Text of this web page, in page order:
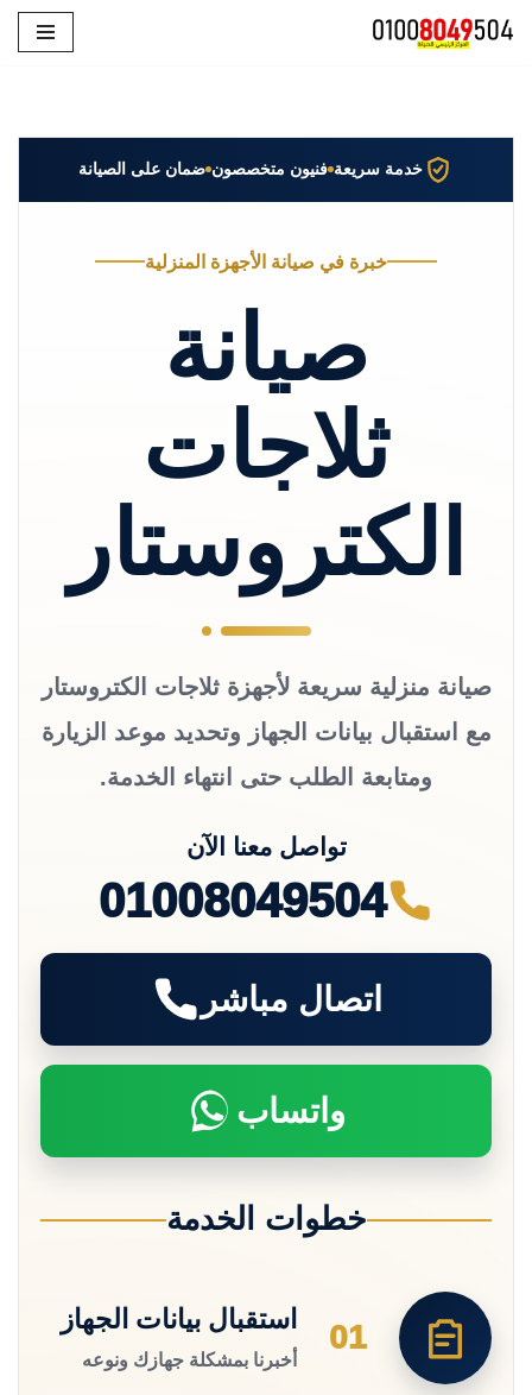
خدمة سريعة فنيون متخصصون ضمان على الصيانة
خبرة في صيانة الأجهزة المنزلية
صيانة
ثلاجات
الكتروستار
صيانة منزلية سريعة لأجهزة ثلاجات الكتروستار
مع استقبال بيانات الجهاز وتحديد موعد الزيارة
ومتابعة الطلب حتى انتهاء الخدمة.
تواصل معنا الآن
01008049504
اتصال مباشر
واتساب
خطوات الخدمة
01
استقبال بيانات الجهاز
أخبرنا بمشكلة جهازك ونوعه